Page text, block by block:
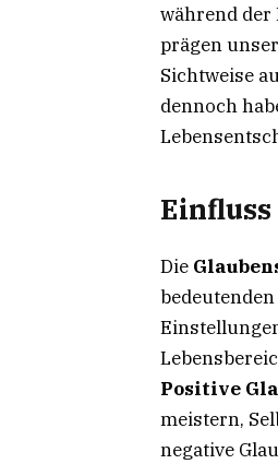
während der
prägen
Sichtweise
dennoch
Einfluss
Die
Positive
meistern,
negative